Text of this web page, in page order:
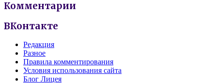
Комментарии
ВКонтакте
Редакция
Разное
Правила комментирования
Условия использования сайта
Блог Лицея